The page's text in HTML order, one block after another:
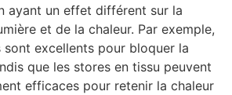
ayant un effet différent sur la
et de la chaleur. Par exemple,
sont excellents pour bloquer la
que les stores en tissu peuvent
efficaces pour retenir la chaleur